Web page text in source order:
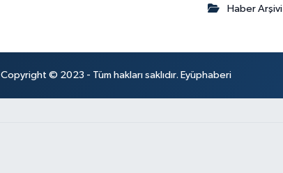
Haber Arşivi
Copyright © 2023 - Tüm hakları saklıdır. Eyüphaberi